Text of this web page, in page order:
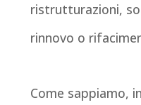
ristrutturazioni,
rinnovo o
Come sappiamo,